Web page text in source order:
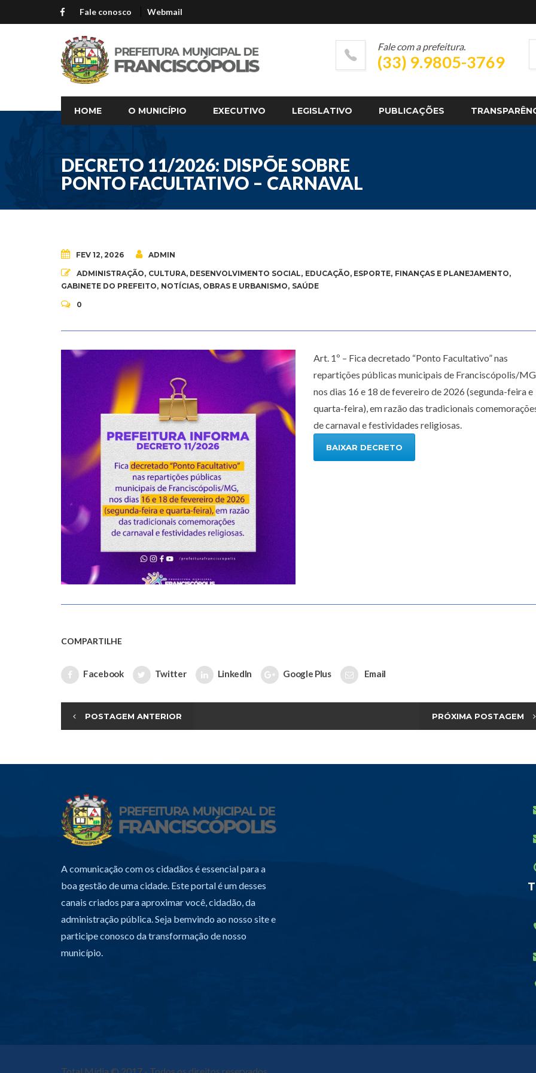
Fale conosco Webmail
HOME O MUNICÍPIO EXECUTIVO LEGISLATIVO PUBLICAÇÕES
Fale com a prefeitura.
(33) 9.9805-3769
DECRETO 11/2026: DISPÕE SOBRE
PONTO FACULTATIVO – CARNAVAL
FEV 12, 2026 ADMIN
ADMINISTRAÇÃO, CULTURA, DESENVOLVIMENTO SOCIAL, EDUCAÇÃO, ESPORTE, FINANÇAS E PLANEJAMENTO,
GABINETE DO PREFEITO, NOTÍCIAS, OBRAS E URBANISMO, SAÚDE
0
Art. 1º – Fica decretado “Ponto Facultativo” nas
repartições públicas municipais de Franciscópolis/
nos dias 16 e 18 de fevereiro de 2026 (segunda-feira e
quarta-feira), em razão das tradicionais
de carnaval e festividades religiosas.
BAIXAR DECRETO
COMPARTILHE
Facebook Twitter LinkedIn Google Plus Email
POSTAGEM ANTERIOR PRÓXIMA POSTAGEM
A comunicação com os cidadãos é essencial para a
boa gestão de uma cidade. Este portal é um desses
canais criados para aproximar você, cidadão, da
administração pública. Seja bemvindo ao nosso site e
participe conosco da transformação de nosso
município.